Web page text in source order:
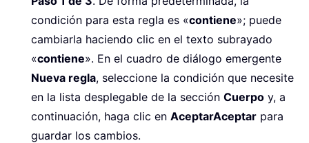
condición para esta regla es «contiene»; puede
cambiarla haciendo clic en el texto subrayado
«contiene». En el cuadro de diálogo emergente
Nueva regla, seleccione la condición que necesite
en la lista desplegable de la sección Cuerpo y, a
continuación, haga clic en AceptarAceptar para
guardar los cambios.